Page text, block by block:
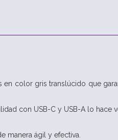
color gris translúcido que
con USB-C y USB-A lo hace
manera ágil y efectiva.